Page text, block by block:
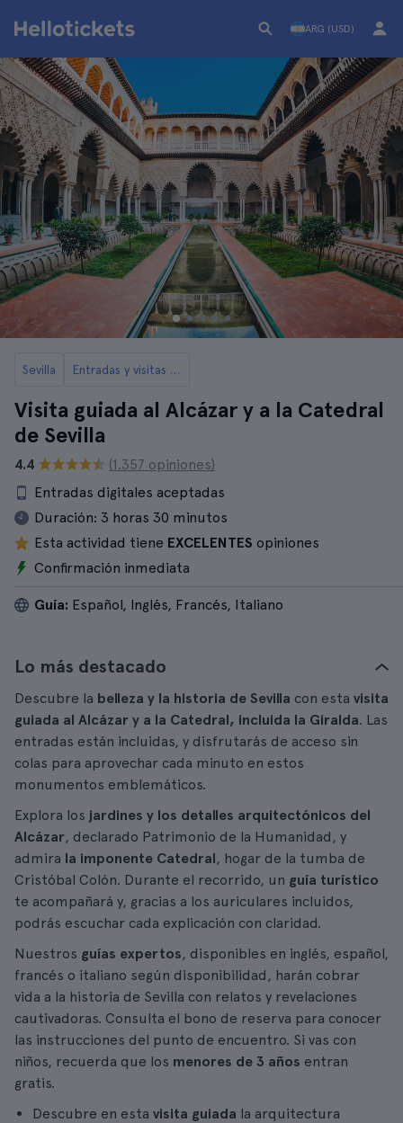
ARG (USD)
Sevilla Entradas y visitas a la Catedral y la Giralda de Sevilla
Visita guiada al Alcázar y a la Catedral
de Sevilla
4.4
(1.357 opiniones)
Entradas digitales aceptadas
Duración: 3 horas 30 minutos
Esta actividad tiene EXCELENTES opiniones
Confirmación inmediata
Guía: Español, Inglés, Francés, Italiano
Lo más destacado
Descubre la belleza y la historia de Sevilla con esta visita
guiada al Alcázar y a la Catedral, incluida la Giralda. Las
entradas están incluidas, y disfrutarás de acceso sin
colas para aprovechar cada minuto en estos
monumentos emblemáticos.
Explora los jardines y los detalles arquitectónicos del
Alcázar, declarado Patrimonio de la Humanidad, y
admira la imponente Catedral, hogar de la tumba de
Cristóbal Colón. Durante el recorrido, un guía turístico
te acompañará y, gracias a los auriculares incluidos,
podrás escuchar cada explicación con claridad.
Nuestros guías expertos, disponibles en inglés, español,
francés o italiano según disponibilidad, harán cobrar
vida a la historia de Sevilla con relatos y revelaciones
cautivadoras. Consulta el bono de reserva para conocer
las instrucciones del punto de encuentro. Si vas con
niños, recuerda que los menores de 3 años entran
gratis.
Descubre en esta visita guiada la arquitectura